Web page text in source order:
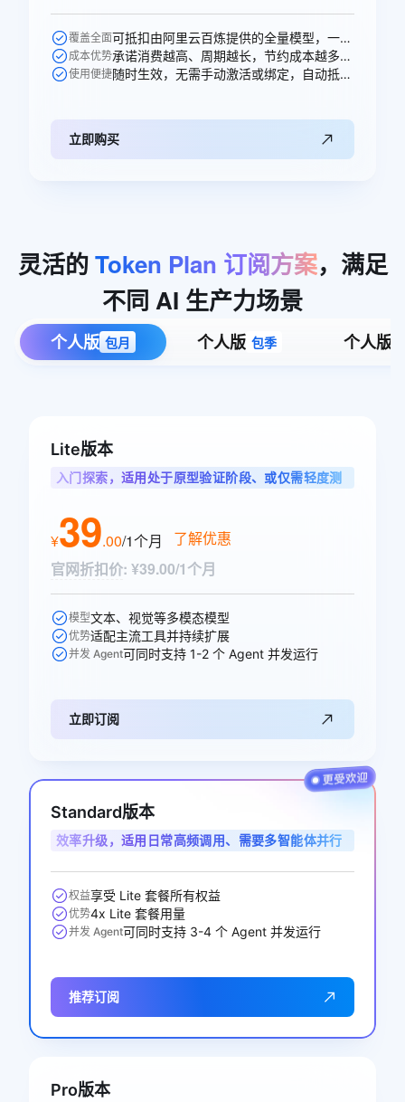
覆盖全面 可抵扣由阿里云百炼提供的全量模型，一次购买即可跨模型通享。
成本优势 承诺消费越高、周期越长，节约成本越多，直省250元。
使用便捷 随时生效，无需手动激活或绑定，自动抵扣。
立即购买
灵活的 Token Plan 订阅方案，满足
不同 AI 生产力场景
个人版 包月 个人版 包季 个人版
Lite版本
入门探索，适用处于原型验证阶段、或仅需轻度测
¥39.00/1个月
了解优惠
官网折扣价: ¥39.00/1个月
模型文本、视觉等多模态模型
优势适配主流工具并持续扩展
并发 Agent可同时支持 1-2 个 Agent 并发运行
立即订阅
Standard版本
效率升级，适用日常高频调用、需要多智能体并行
权益享受 Lite 套餐所有权益
优势4x Lite 套餐用量
并发 Agent可同时支持 3-4 个 Agent 并发运行
推荐订阅
Pro版本